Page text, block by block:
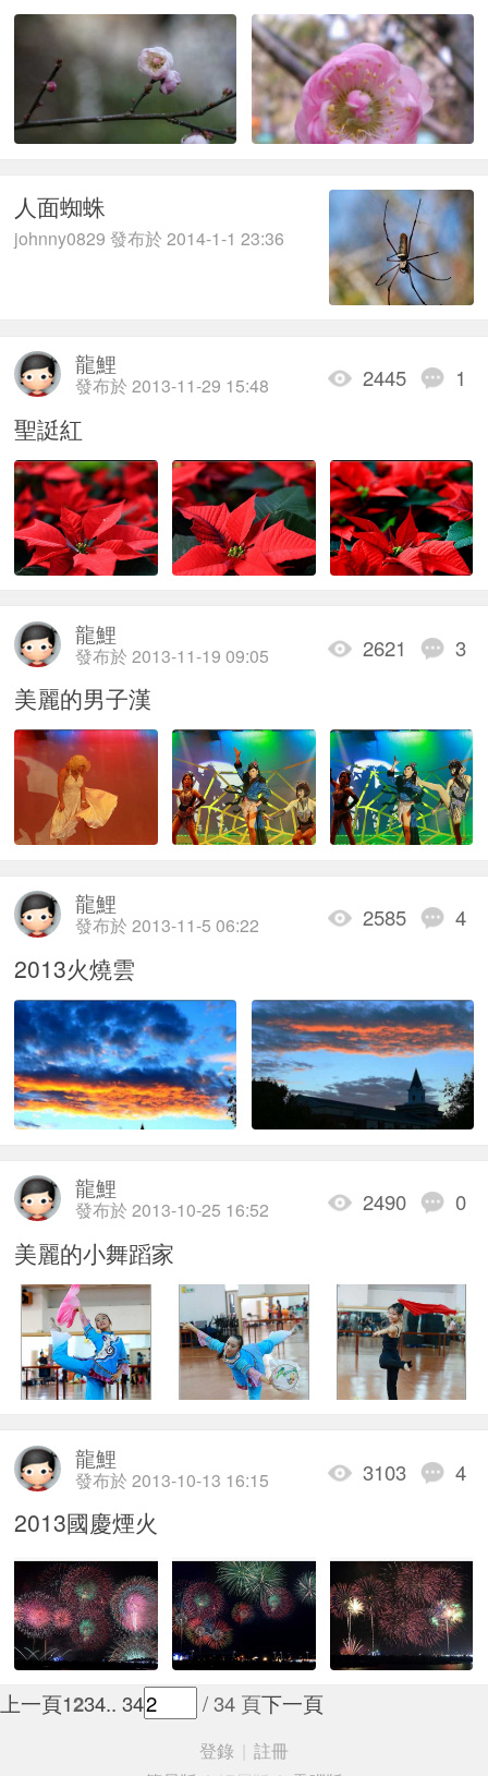
人面蜘蛛
johnny0829 發布於 2014-1-1 23:36
2445 1
龍鯉
發布於 2013-11-29 15:48
聖誔紅
2621 3
龍鯉
發布於 2013-11-19 09:05
美麗的男子漢
2585 4
龍鯉
發布於 2013-11-5 06:22
2013火燒雲
2490 0
龍鯉
發布於 2013-10-25 16:52
美麗的小舞蹈家
3103 4
龍鯉
發布於 2013-10-13 16:15
2013國慶煙火
上一頁1234.. 34 / 34 頁下一頁
登錄
註冊